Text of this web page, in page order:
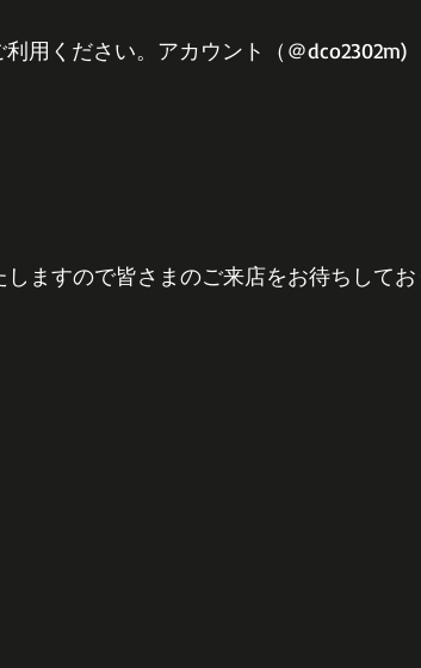
用ください。アカウント（＠dco2302m)
ますので皆さまのご来店をお待ちして